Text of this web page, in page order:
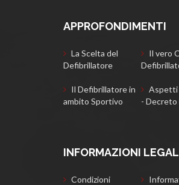
APPROFONDIMENTI
La Scelta del
Defibrillatore
Il vero
Il Defibrillatore in
ambito Sportivo
Aspetti
- Decreto
INFORMAZIONI
Condizioni